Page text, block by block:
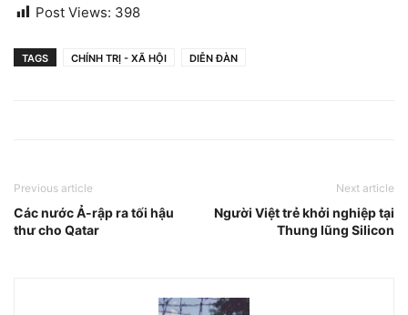
Post Views: 398
TAGS CHÍNH TRỊ - XÃ HỘI DIỄN ĐÀN
Previous article
Các nước Ả-rập ra tối hậu
thư cho Qatar
Next article
Người Việt trẻ khởi nghiệp tại
Thung lũng Silicon